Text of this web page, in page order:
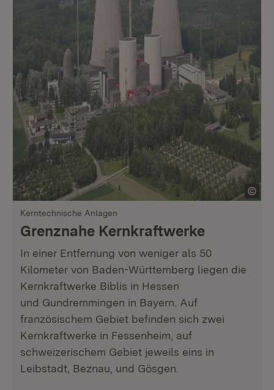
Kerntechnische Anlagen
Grenznahe Kernkraftwerke
In einer Entfernung von weniger als 50
Kilometer von Baden-Württemberg liegen die
Kernkraftwerke Biblis in Hessen
und Gundremmingen in Bayern. Auf
französischem Gebiet befinden sich zwei
Kernkraftwerke in Fessenheim, auf
schweizerischem Gebiet jeweils eins in
Leibstadt, Beznau, und Gösgen.